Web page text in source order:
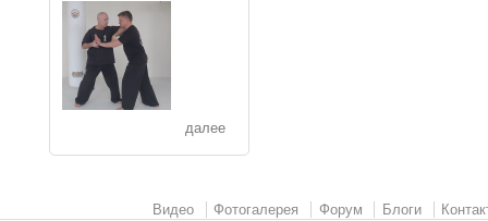
далее
Видео Фотогалерея Форум Блоги